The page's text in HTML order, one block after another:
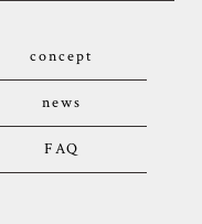
concept
news
FAQ